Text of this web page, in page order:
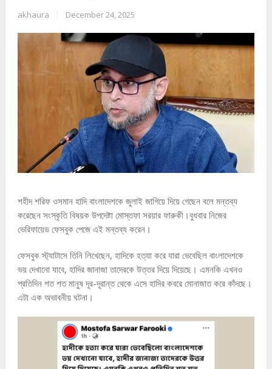
akhaura December 24, 2025
শহীদ শরিফ ওসমান হাদি বাংলাদেশকে জুলাই জাগিয়ে দিয়ে গেছেন বলে মন্তব্য
করেছেন সংস্কৃতি বিষয়ক উপদেষ্টা মোস্তফা সরয়ার ফারুকী।বুধবার নিজের
ভেরিফায়েড ফেসবুক পেজে এই মন্তব্য করেন।
ফেসবুক স্ট্যাটাসে তিনি লিখেছেন, হাদিকে হত্যা করে যারা ভেবেছিল বাংলাদেশকে
ভয় দেখানো যাবে, হাদির জানাজা তাদেরকে উত্তর দিয়ে দিয়েছে। এমনকি এখনও
প্রতিদিন শত শত মানুষ দূর-দূরান্ত থেকে এসে হাদির কবরে মোনাজাত করে কাঁদছে।
এটা এক অভাবনীয় ঘটনা।